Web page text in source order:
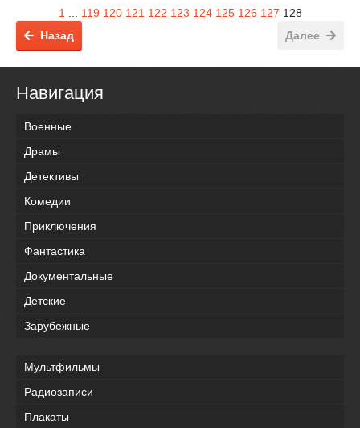
1 119 120 121 122 123 124 125 126 127 128
Далее
Назад
Навигация
Военные
Драмы
Детективы
Комедии
Приключения
Фантастика
Документальные
Детские
Зарубежные
Мультфильмы
Радиозаписи
Плакаты